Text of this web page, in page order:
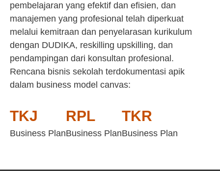
pembelajaran yang efektif dan efisien, dan
manajemen yang profesional telah diperkuat
melalui kemitraan dan penyelarasan kurikulum
dengan DUDIKA, reskilling upskilling, dan
pendampingan dari konsultan profesional.
Rencana bisnis sekolah terdokumentasi apik
dalam business model canvas:
TKJ
Business Plan
RPL
Business Plan
TKR
Business Plan